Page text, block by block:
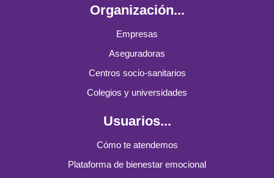
Organización...
Empresas
Aseguradoras
Centros socio-sanitarios
Colegios y universidades
Usuarios...
Cómo te atendemos
Plataforma de bienestar emocional